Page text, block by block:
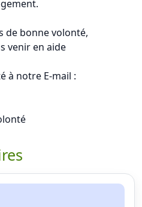
de bonne volonté,
venir en aide
à notre E-mail :